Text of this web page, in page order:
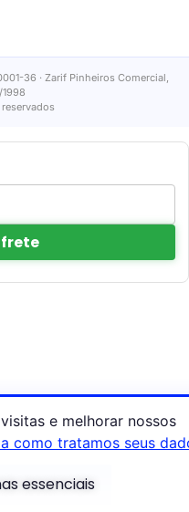
36 · Zarif Pinheiros Comercial,
1998
e melhorar nossos
como tratamos seus
essenciais